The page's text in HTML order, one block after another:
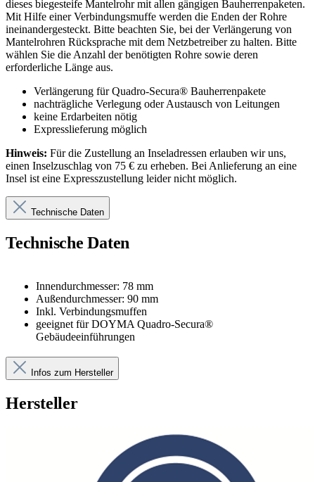
dieses biegesteife Mantelrohr mit allen gängigen Bauherrenpaketen.
Mit Hilfe einer Verbindungsmuffe werden die Enden der Rohre
ineinandergesteckt. Bitte beachten Sie, bei der Verlängerung von
Mantelrohren Rücksprache mit dem Netzbetreiber zu halten. Bitte
wählen Sie die Anzahl der benötigten Rohre sowie deren
erforderliche Länge aus.
Verlängerung für Quadro-Secura® Bauherrenpakete
nachträgliche Verlegung oder Austausch von Leitungen
keine Erdarbeiten nötig
Expresslieferung möglich
Hinweis: Für die Zustellung an Inseladressen erlauben wir uns,
einen Inselzuschlag von 75 € zu erheben. Bei Anlieferung an eine
Insel ist eine Expresszustellung leider nicht möglich.
Technische Daten
Technische Daten
Innendurchmesser: 78 mm
Außendurchmesser: 90 mm
Inkl. Verbindungsmuffen
geeignet für DOYMA Quadro-Secura®
Gebäudeeinführungen
Infos zum Hersteller
Hersteller